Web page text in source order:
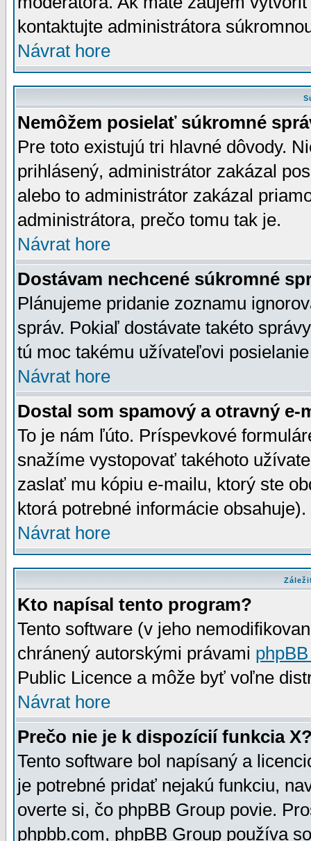
kontaktujte administrátora
Návrat hore
Nemôžem posielať súkromné
Pre toto existujú tri hlavné dôvody.
prihlásený, administrátor zakázal
alebo to administrátor zakázal
administrátora, prečo tomu tak je.
Návrat hore
Dostávam nechcené súkromné
Plánujeme pridanie zoznamu
správ. Pokiaľ dostávate takéto
tú moc takému užívateľovi
Návrat hore
Dostal som spamový a otravný e-
To je nám ľúto. Príspevkové
snažíme vystopovať takéhoto
zaslať mu kópiu e-mailu, ktorý ste
ktorá potrebné informácie
Návrat hore
Kto napísal tento program?
Tento software (v jeho
chránený autorskými právami
Public Licence a môže byť voľne
Návrat hore
Prečo nie je k dispozícií funkcia
Tento software bol napísaný a
je potrebné pridať nejakú funkciu,
overte si, čo phpBB Group povie.
phpbb.com, phpBB Group používa